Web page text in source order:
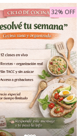
32% OFF